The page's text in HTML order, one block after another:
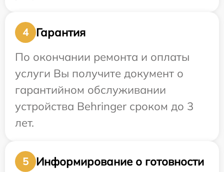
4
Гарантия
По окончании ремонта и оплаты
услуги Вы получите документ о
гарантийном обслуживании
устройства Behringer сроком до 3
лет.
5
Информирование о готовности